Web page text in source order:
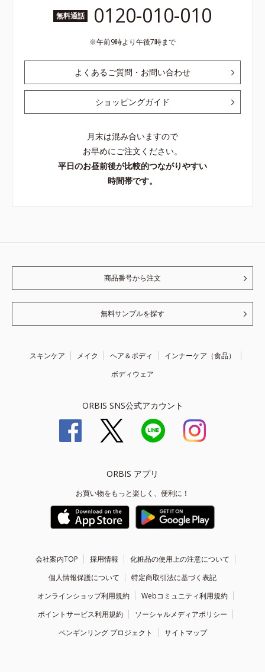
無料通話 0120-010-010
午前9時より午後7時まで
よくあるご質問・お問い合わせ
ショッピングガイド
月末は混み合いますので
お早めにご注文ください。
平日のお昼前後が比較的つながりやすい
時間帯です。
商品番号から注文
無料サンプルを探す
スキンケア メイク ヘア＆ボディ
インナーケア（食品）
ボディウェア
ORBIS SNS公式アカウント
ORBIS アプリ
お買い物をもっと楽しく、便利に！
会社案内TOP 採用情報
化粧品の使用上の注意について
個人情報保護について
特定商取引法に基づく表記
オンラインショップ利用規約
Webコミュニティ利用規約
ポイントサービス利用規約
ソーシャルメディアポリシー
ペンギンリング プロジェクト
サイトマップ